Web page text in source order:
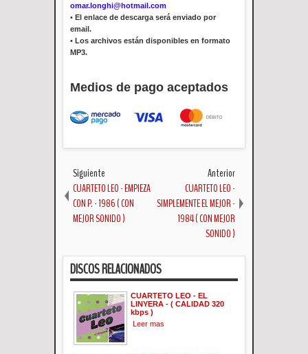
omar.longhi@hotmail.com
• El enlace de descarga será enviado por
email.
• Los archivos están disponibles en formato
MP3.
Medios de pago aceptados
Siguiente
CUARTETO LEO - EMPIEZA
CON P. - 1986 ( CON
MEJOR SONIDO )
Anterior
CUARTETO LEO -
SIMPLEMENTE EL MEJOR -
1984 ( CON MEJOR
SONIDO )
DISCOS RELACIONADOS
CUARTETO LEO - EL
LINYERA - ( CALIDAD 320
kbps )
Leer mas